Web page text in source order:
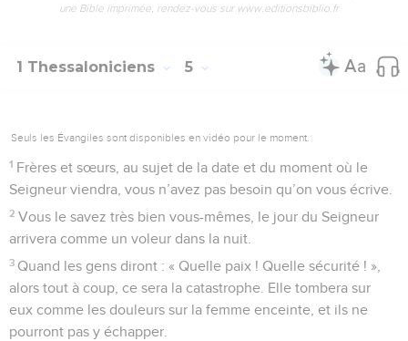
une Bible imprimée, rendez-vous sur www.editionsbiblio.fr
1 Thessaloniciens 5
Seuls les Évangiles sont disponibles en vidéo pour le moment.
1 Frères et sœurs, au sujet de la date et du moment où le
Seigneur viendra, vous n’avez pas besoin qu’on vous écrive.
2 Vous le savez très bien vous-mêmes, le jour du Seigneur
arrivera comme un voleur dans la nuit.
3 Quand les gens diront : « Quelle paix ! Quelle sécurité ! »,
alors tout à coup, ce sera la catastrophe. Elle tombera sur
eux comme les douleurs sur la femme enceinte, et ils ne
pourront pas y échapper.